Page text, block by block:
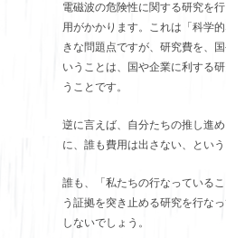
電磁波の危険性に関する研究を
用がかかります。これは「科学
きな問題点ですが、研究費を、
いうことは、国や企業に利する
うことです。
逆に言えば、自分たちの推し進
に、誰も費用は出さない、という
誰も、「私たちの行なっている
う証拠を突き止める研究を行な
しないでしょう。